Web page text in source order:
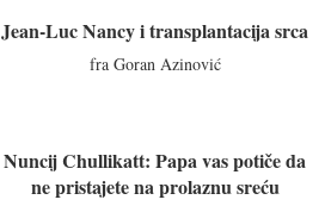
Jean-Luc Nancy i transplantacija srca
fra Goran Azinović
Nuncij Chullikatt: Papa vas potiče da
ne pristajete na prolaznu sreću